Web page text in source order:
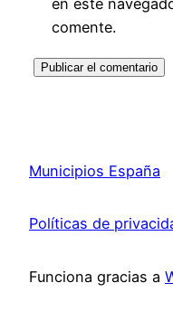
en este
comente.
Municipios España
Políticas de
Funciona gracias a